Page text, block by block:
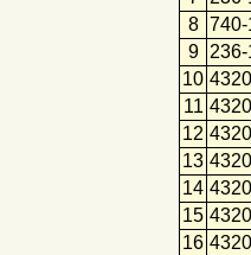
8
9
10
11
12
13
14
15
16